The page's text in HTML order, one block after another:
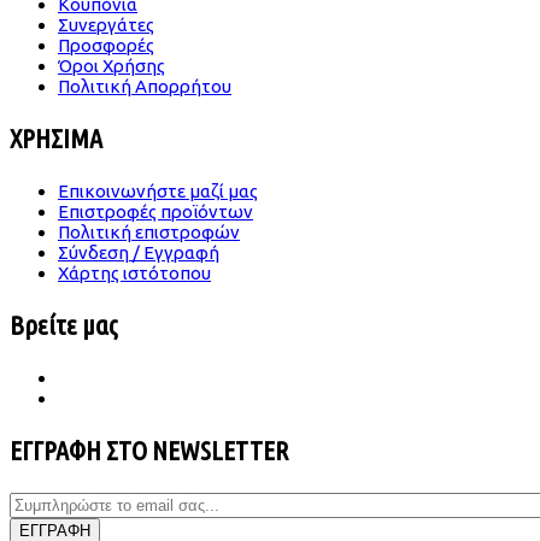
Συνεργάτες
Προσφορές
Όροι Χρήσης
Πολιτική Απορρήτου
ΧΡΗΣΙΜΑ
Επικοινωνήστε μαζί μας
Επιστροφές προϊόντων
Πολιτική επιστροφών
Σύνδεση / Εγγραφή
Χάρτης ιστότοπου
Βρείτε μας
ΕΓΓΡΑΦΗ ΣΤΟ NEWSLETTER
ΕΓΓΡΑΦΗ